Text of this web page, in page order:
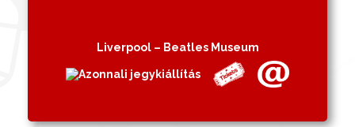
Liverpool – Beatles Museum